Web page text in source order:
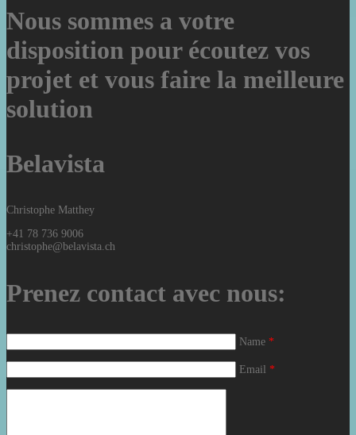
Nous sommes a votre
disposition pour écoutez vos
projet et vous faire la meilleure
solution
Belavista
Christophe Matthey
+41 78 736 9006
christophe@belavista.ch
Prenez contact avec nous:
Name *
Email *